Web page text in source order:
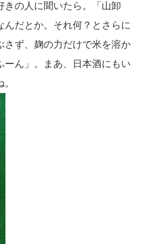
きの人に聞いたら。「山卸
んだとか。それ何？とさらに
さず、麹の力だけで米を溶か
ん」。まあ、日本酒にもい